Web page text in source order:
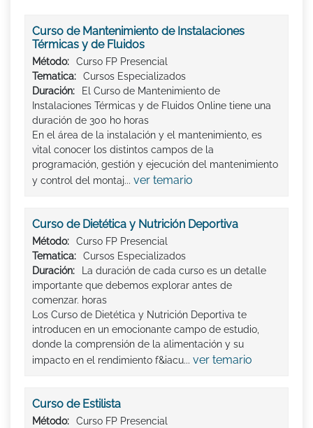
Curso de Mantenimiento de Instalaciones
Térmicas y de Fluidos
Método:
Curso FP Presencial
Tematica:
Cursos Especializados
Duración:
El Curso de Mantenimiento de
Instalaciones Térmicas y de Fluidos Online tiene una
duración de 300 ho horas
En el área de la instalación y el mantenimiento, es
vital conocer los distintos campos de la
programación, gestión y ejecución del mantenimiento
y control del montaj... ver temario
Curso de Dietética y Nutrición Deportiva
Método:
Curso FP Presencial
Tematica:
Cursos Especializados
Duración:
La duración de cada curso es un detalle
importante que debemos explorar antes de
comenzar. horas
Los Curso de Dietética y Nutrición Deportiva te
introducen en un emocionante campo de estudio,
donde la comprensión de la alimentación y su
impacto en el rendimiento f&iacu... ver temario
Curso de Estilista
Método:
Curso FP Presencial